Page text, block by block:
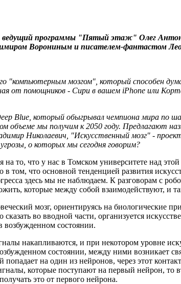
программы "Пятый этаж" Олег
Ворониным и писателем-фантастом
"компьютерным мозгом", который способен
от помощников - Сири в вашем iPhone или
Blue, который обыгрывал чемпиона мира по
объеме мы получим к 2050 году. Предлагают
Николаевич, "Искусственный мозг" -
о которых мы сегодня говорим?
то, что у нас в Томском университете над
что основной тенденцией развития
здесь мы не наблюдаем. К разговорам с
которые между собой взаимодействуют, и
мозг, ориентируясь на биологические
во вводной части, организуется
состоянии.
накапливаются, и при некотором уровне
состоянии, между ними возникает
на один из нейронов, через этот
которые поступают на первый нейрон, то
это от первого нейрона.